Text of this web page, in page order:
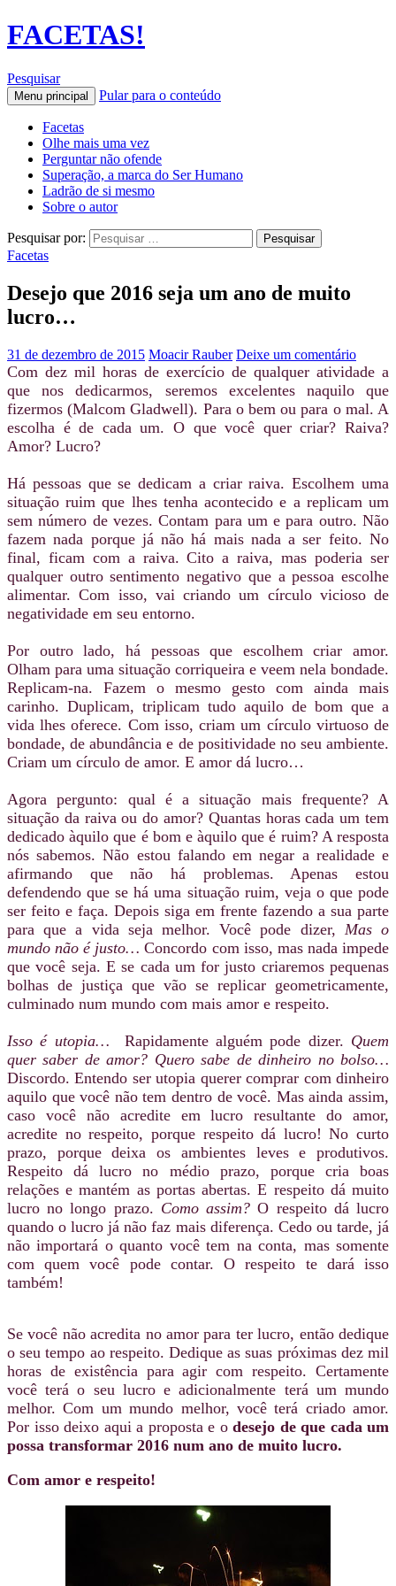
FACETAS!
Pesquisar
Menu principal Pular para o conteúdo
Facetas
Olhe mais uma vez
Perguntar não ofende
Superação, a marca do Ser Humano
Ladrão de si mesmo
Sobre o autor
Pesquisar por:
Facetas
Desejo que 2016 seja um ano de muito
lucro…
31 de dezembro de 2015 Moacir Rauber Deixe um comentário
Com dez mil horas de exercício de qualquer atividade a
que nos dedicarmos, seremos excelentes naquilo que
fizermos (Malcom Gladwell). Para o bem ou para o mal. A
escolha é de cada um. O que você quer criar? Raiva?
Amor? Lucro?
Há pessoas que se dedicam a criar raiva. Escolhem uma
situação ruim que lhes tenha acontecido e a replicam um
sem número de vezes. Contam para um e para outro. Não
fazem nada porque já não há mais nada a ser feito. No
final, ficam com a raiva. Cito a raiva, mas poderia ser
qualquer outro sentimento negativo que a pessoa escolhe
alimentar. Com isso, vai criando um círculo vicioso de
negatividade em seu entorno.
Por outro lado, há pessoas que escolhem criar amor.
Olham para uma situação corriqueira e veem nela bondade.
Replicam-na. Fazem o mesmo gesto com ainda mais
carinho. Duplicam, triplicam tudo aquilo de bom que a
vida lhes oferece. Com isso, criam um círculo virtuoso de
bondade, de abundância e de positividade no seu ambiente.
Criam um círculo de amor. E amor dá lucro…
Agora pergunto: qual é a situação mais frequente? A
situação da raiva ou do amor? Quantas horas cada um tem
dedicado àquilo que é bom e àquilo que é ruim? A resposta
nós sabemos. Não estou falando em negar a realidade e
afirmando que não há problemas. Apenas estou
defendendo que se há uma situação ruim, veja o que pode
ser feito e faça. Depois siga em frente fazendo a sua parte
para que a vida seja melhor. Você pode dizer, Mas o
mundo não é justo…Concordo com isso, mas nada impede
que você seja. E se cada um for justo criaremos pequenas
bolhas de justiça que vão se replicar geometricamente,
culminado num mundo com mais amor e respeito.
Isso é utopia… Rapidamente alguém pode dizer. Quem
quer saber de amor? Quero sabe de dinheiro no bolso…
Discordo. Entendo ser utopia querer comprar com dinheiro
aquilo que você não tem dentro de você. Mas ainda assim,
caso você não acredite em lucro resultante do amor,
acredite no respeito, porque respeito dá lucro! No curto
prazo, porque deixa os ambientes leves e produtivos.
Respeito dá lucro no médio prazo, porque cria boas
relações e mantém as portas abertas. E respeito dá muito
lucro no longo prazo. Como assim?O respeito dá lucro
quando o lucro já não faz mais diferença. Cedo ou tarde, já
não importará o quanto você tem na conta, mas somente
com quem você pode contar. O respeito te dará isso
também!
Se você não acredita no amor para ter lucro, então dedique
o seu tempo ao respeito. Dedique as suas próximas dez mil
horas de existência para agir com respeito. Certamente
você terá o seu lucro e adicionalmente terá um mundo
melhor. Com um mundo melhor, você terá criado amor.
Por isso deixo aqui a proposta e o desejo de que cada um
possa transformar 2016 num ano de muito lucro.
Com amor e respeito!